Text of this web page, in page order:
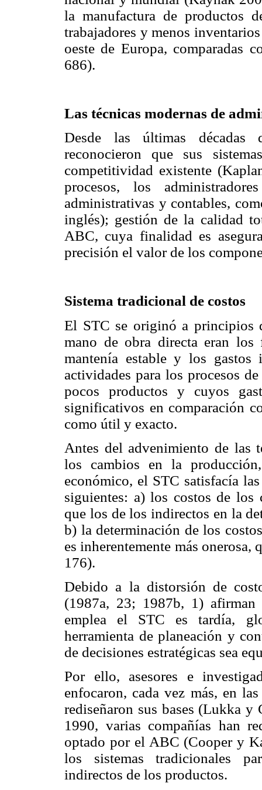
la manufactura de productos
trabajadores y menos
oeste de Europa, comparadas
686).
Las técnicas modernas de
Desde las últimas décadas
reconocieron que sus
competitividad existente
procesos, los
administrativas y contables,
inglés); gestión de la calidad
ABC, cuya finalidad es
precisión el valor de los
Sistema tradicional de costos
El STC se originó a principios
mano de obra directa eran los
mantenía estable y los gastos
actividades para los procesos
pocos productos y cuyos
significativos en comparación
como útil y exacto.
Antes del advenimiento de las
los cambios en la
económico, el STC satisfacía
siguientes: a) los costos de los
que los de los indirectos en la
b) la determinación de los
es inherentemente más
176).
Debido a la distorsión de
(1987a, 23; 1987b, 1)
emplea el STC es tardía,
herramienta de planeación y
de decisiones estratégicas sea
Por ello, asesores e
enfocaron, cada vez más, en
rediseñaron sus bases (Lukka y
1990, varias compañías han
optado por el ABC (Cooper y
los sistemas tradicionales
indirectos de los productos.